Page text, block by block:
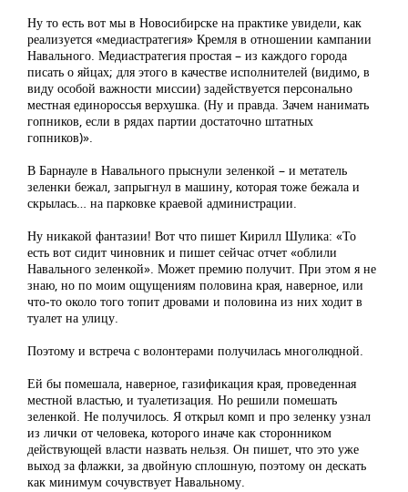
Ну то есть вот мы в Новосибирске на практике увидели, как
реализуется «медиастратегия» Кремля в отношении кампании
Навального. Медиастратегия простая – из каждого города
писать о яйцах; для этого в качестве исполнителей (видимо, в
виду особой важности миссии) задействуется персонально
местная единороссья верхушка. (Ну и правда. Зачем нанимать
гопников, если в рядах партии достаточно штатных
гопников)».
В Барнауле в Навального прыснули зеленкой – и метатель
зеленки бежал, запрыгнул в машину, которая тоже бежала и
скрылась… на парковке краевой администрации.
Ну никакой фантазии! Вот что пишет Кирилл Шулика: «То
есть вот сидит чиновник и пишет сейчас отчет «облили
Навального зеленкой». Может премию получит. При этом я не
знаю, но по моим ощущениям половина края, наверное, или
что-то около того топит дровами и половина из них ходит в
туалет на улицу.
Поэтому и встреча с волонтерами получилась многолюдной.
Ей бы помешала, наверное, газификация края, проведенная
местной властью, и туалетизация. Но решили помешать
зеленкой. Не получилось. Я открыл комп и про зеленку узнал
из лички от человека, которого иначе как сторонником
действующей власти назвать нельзя. Он пишет, что это уже
выход за флажки, за двойную сплошную, поэтому он дескать
как минимум сочувствует Навальному.